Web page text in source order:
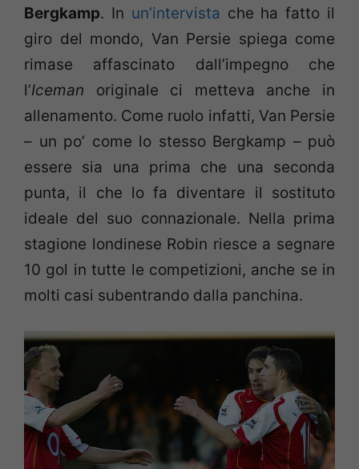
Bergkamp. In un’intervista che ha fatto il
giro del mondo, Van Persie spiega come
rimase affascinato dall’impegno che
l’Iceman originale ci metteva anche in
allenamento. Come ruolo infatti, Van Persie
– un po’ come lo stesso Bergkamp – può
essere sia una prima che una seconda
punta, il che lo fa diventare il sostituto
ideale del suo connazionale. Nella prima
stagione londinese Robin riesce a segnare
10 gol in tutte le competizioni, anche se in
molti casi subentrando dalla panchina.